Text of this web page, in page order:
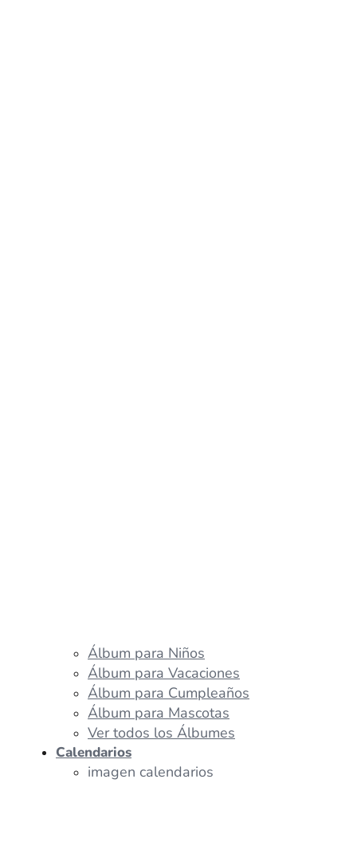
Álbum para Niños
Álbum para Vacaciones
Álbum para Cumpleaños
Álbum para Mascotas
Ver todos los Álbumes
Calendarios
imagen calendarios